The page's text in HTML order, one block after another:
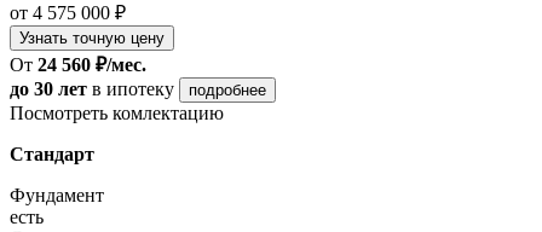
от 4 575 000 ₽
Узнать точную цену
От 24 560 ₽/мес.
до 30 лет в ипотеку подробнее
Посмотреть комлектацию
Стандарт
Фундамент
есть